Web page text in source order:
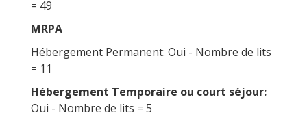
= 49
MRPA
Hébergement Permanent: Oui - Nombre de lits
= 11
Hébergement Temporaire ou court séjour:
Oui - Nombre de lits = 5